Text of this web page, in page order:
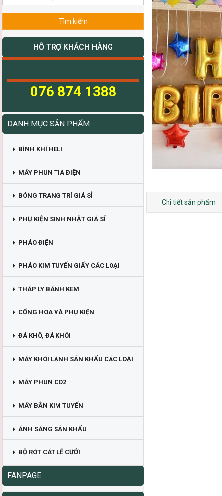
Tìm kiếm
HỖ TRỢ KHÁCH HÀNG
076 874 1388
DANH MỤC SẢN PHẨM
BÌNH KHÍ HELI
MÁY PHUN TIA ĐIỆN
BÓNG TRANG TRÍ GIÁ SỈ
PHỤ KIỆN SINH NHẬT GIÁ SỈ
PHÁO ĐIỆN
PHÁO KIM TUYẾN GIẤY CÁC LOẠI
THÁP LY BÁNH KEM
CỔNG HOA VÀ PHỤ KIỆN
ĐÁ KHÔ, ĐÁ KHÓI
MÁY KHÓI LẠNH SÂN KHẤU CÁC LOẠI
MÁY PHUN CO2
MÁY BẮN KIM TUYẾN
ÁNH SÁNG SÂN KHẤU
BỘ RÓT CÁT LỄ CƯỚI
FANPAGE
Chi tiết sản phẩm